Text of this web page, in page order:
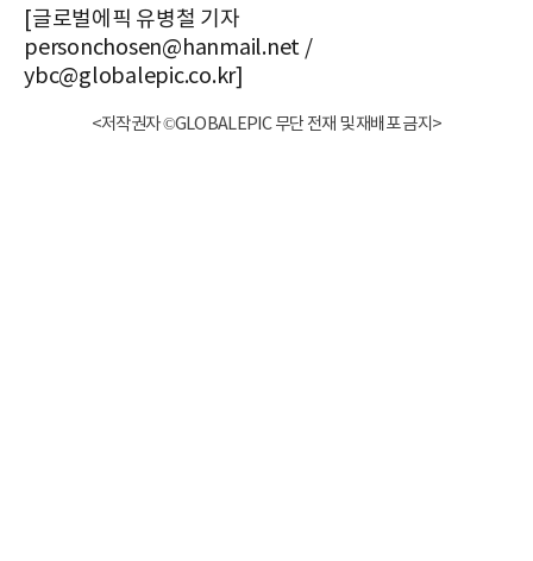
[글로벌에픽 유병철 기자
personchosen@hanmail.net /
ybc@globalepic.co.kr]
<저작권자 ©GLOBALEPIC 무단 전재 및 재배포 금지>